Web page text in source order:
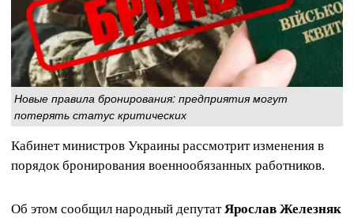
Новые правила бронирования: предприятия могут
потерять статус критических
Кабинет министров Украины рассмотрит изменения в
порядок бронирования военнообязанных работников.
Об этом сообщил народный депутатЯрослав Железняк